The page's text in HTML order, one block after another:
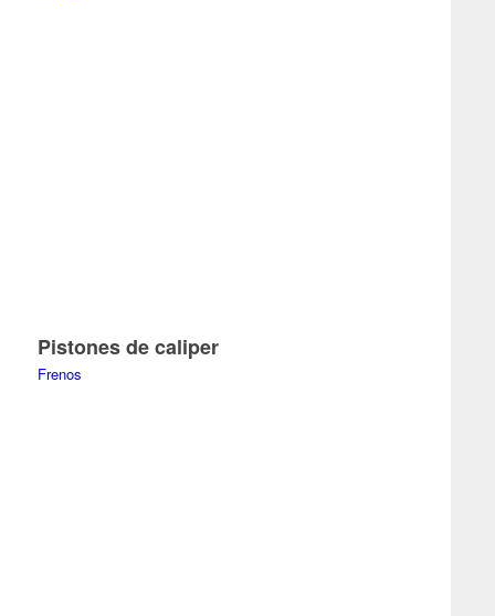
Pistones de caliper
Frenos